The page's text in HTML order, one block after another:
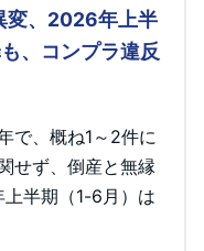
変、2026年上半
、コンプラ違反
で、概ね1～2件に
せず、倒産と無縁
半期（1-6月）は